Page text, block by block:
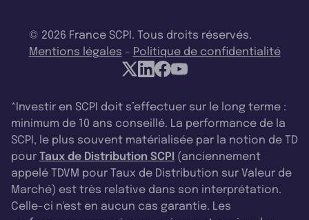
© 2026 France SCPI. Tous droits réservés.
Mentions légales - Politique de confidentialité
*Investir en SCPI doit s’effectuer sur le long terme :
minimum de 10 ans conseillé. La performance de la
SCPI, le plus souvent matérialisée par la notion de TD
pour Taux de Distribution SCPI (anciennement
appelé TDVM pour Taux de Distribution sur Valeur de
Marché) est très relative dans son interprétation.
Celle-ci n'est en aucun cas garantie. Les